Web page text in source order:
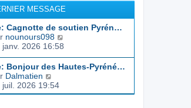
MESSAGE
Cagnotte de soutien Pyrén…
nounours098
s
t
janv. 2026 16:58
Bonjour des Hautes-Pyréné…
Dalmatien
o
n
juil. 2026 19:54